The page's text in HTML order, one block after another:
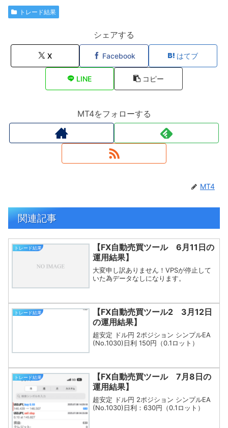
トレード結果
シェアする
X Facebook はてブ
LINE コピー
MT4をフォローする
MT4
関連記事
トレード結果
【FX自動売買ツール 6月11日の
運用結果】
大変申し訳ありません！VPSが停止して
いた為データなしになります。
トレード結果
【FX自動売買ツール2 3月12日
の運用結果】
超安定 ドル円 2ポジション シンプルEA
(No.1030)日利 150円（0.1ロット）
トレード結果
【FX自動売買ツール 7月8日の
運用結果】
超安定 ドル円 2ポジション シンプルEA
(No.1030)日利：630円（0.1ロット）